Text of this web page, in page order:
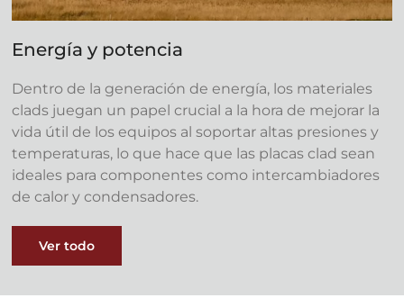
Energía y potencia
Dentro de la generación de energía, los materiales
clads juegan un papel crucial a la hora de mejorar la
vida útil de los equipos al soportar altas presiones y
temperaturas, lo que hace que las placas clad sean
ideales para componentes como intercambiadores
de calor y condensadores.
Ver todo